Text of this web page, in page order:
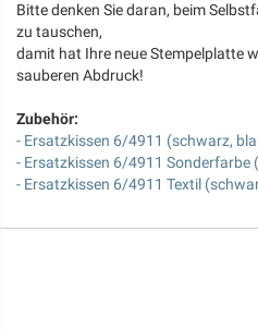
Bitte denken Sie daran, beim
zu tauschen,
damit hat Ihre neue Stempelplatte
sauberen Abdruck!
Zubehör:
- Ersatzkissen 6/4911 (schwarz,
- Ersatzkissen 6/4911 Sonderfarbe
- Ersatzkissen 6/4911 Textil